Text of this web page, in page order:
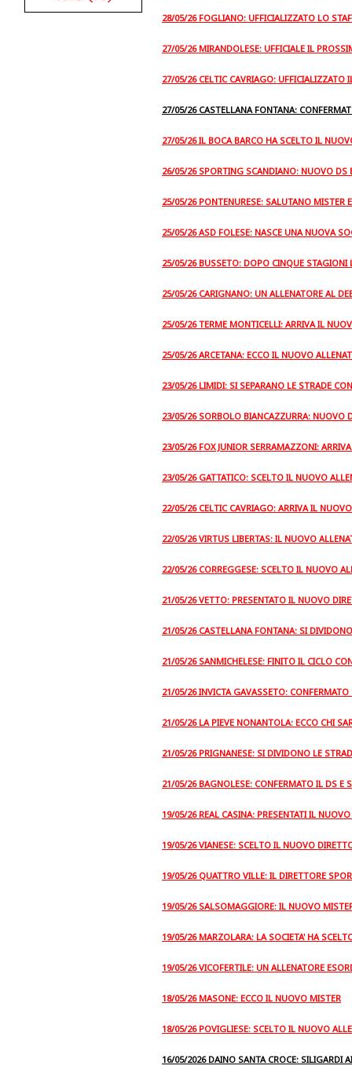
28/05/26 FOGLIANO: UFFICIALIZZATO LO
27/05/26 MIRANDOLESE: UFFICIALE IL
27/05/26 CELTIC CAVRIAGO: UFFICIALIZZATO
27/05/26 CASTELLANA FONTANA:
27/05/26 IL BOCA BARCO HA SCELTO IL
26/05/26 SPORTING SCANDIANO: NUOVO DS
25/05/26 PONTENURESE: SALUTANO MISTER
25/05/26 ASD FOLESE: NASCE UNA NUOVA
25/05/26 BUSSETO: DOPO CINQUE STAGIONI
25/05/26 CARIGNANO: UN ALLENATORE AL
25/05/26 TERME MONTICELLI: ARRIVA IL
25/05/26 ARCETANA: ECCO IL NUOVO
23/05/26 LIMIDI: SI SEPARANO LE STRADE
23/05/26 SORBOLO BIANCAZZURRA: NUOVO
23/05/26 FOX JUNIOR SERRAMAZZONI:
23/05/26 GATTATICO: SCELTO IL NUOVO
22/05/26 CELTIC CAVRIAGO: ARRIVA IL
22/05/26 VIRTUS LIBERTAS: IL NUOVO
22/05/26 CORREGGESE: SCELTO IL NUOVO
21/05/26 VETTO: PRESENTATO IL NUOVO
21/05/26 CASTELLANA FONTANA: SI
21/05/26 SANMICHELESE: FINITO IL CICLO
21/05/26 INVICTA GAVASSETO:
21/05/26 LA PIEVE NONANTOLA: ECCO CHI
21/05/26 PRIGNANESE: SI DIVIDONO LE
21/05/26 BAGNOLESE: CONFERMATO IL DS E
19/05/26 REAL CASINA: PRESENTATI IL
19/05/26 VIANESE: SCELTO IL NUOVO
19/05/26 QUATTRO VILLE: IL DIRETTORE
19/05/26 SALSOMAGGIORE: IL NUOVO
19/05/26 MARZOLARA: LA SOCIETA' HA
19/05/26 VICOFERTILE: UN ALLENATORE
18/05/26 MASONE: ECCO IL NUOVO MISTER
18/05/26 POVIGLIESE: SCELTO IL NUOVO
16/05/2026 DAINO SANTA CROCE: SILIGARDI